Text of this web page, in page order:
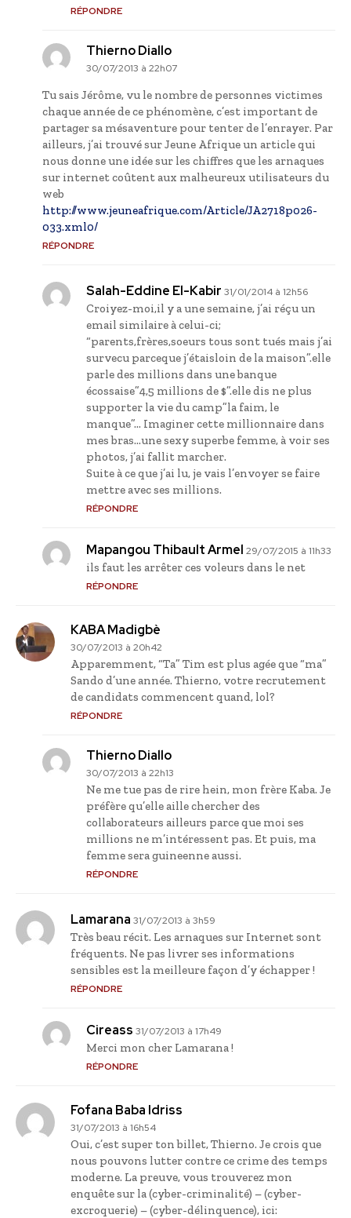
RÉPONDRE
Thierno Diallo
30/07/2013 à 22h07
Tu sais Jérôme, vu le nombre de personnes victimes
chaque année de ce phénomène, c’est important de
partager sa mésaventure pour tenter de l’enrayer. Par
ailleurs, j’ai trouvé sur Jeune Afrique un article qui
nous donne une idée sur les chiffres que les arnaques
sur internet coûtent aux malheureux utilisateurs du
web
http://www.jeuneafrique.com/Article/JA2718p026-
033.xml0/
RÉPONDRE
Salah-Eddine El-Kabir 31/01/2014 à 12h56
Croiyez-moi,il y a une semaine, j’ai réçu un
email similaire à celui-ci;
“parents,frères,soeurs tous sont tués mais j’ai
survecu parceque j’étaisloin de la maison”.elle
parle des millions dans une banque
écossaise”4,5 millions de $”.elle dis ne plus
supporter la vie du camp”la faim, le
manque”… Imaginer cette millionnaire dans
mes bras…une sexy superbe femme, à voir ses
photos, j’ai fallit marcher.
Suite à ce que j’ai lu, je vais l’envoyer se faire
mettre avec ses millions.
RÉPONDRE
Mapangou Thibault Armel 29/07/2015 à 11h33
ils faut les arrêter ces voleurs dans le net
RÉPONDRE
KABA Madigbè
30/07/2013 à 20h42
Apparemment, “Ta” Tim est plus agée que “ma”
Sando d’une année. Thierno, votre recrutement
de candidats commencent quand, lol?
RÉPONDRE
Thierno Diallo
30/07/2013 à 22h13
Ne me tue pas de rire hein, mon frère Kaba. Je
préfère qu’elle aille chercher des
collaborateurs ailleurs parce que moi ses
millions ne m’intéressent pas. Et puis, ma
femme sera guineenne aussi.
RÉPONDRE
Lamarana 31/07/2013 à 3h59
Très beau récit. Les arnaques sur Internet sont
fréquents. Ne pas livrer ses informations
sensibles est la meilleure façon d’y échapper !
RÉPONDRE
Cireass 31/07/2013 à 17h49
Merci mon cher Lamarana !
RÉPONDRE
Fofana Baba Idriss
31/07/2013 à 16h54
Oui, c’est super ton billet, Thierno. Je crois que
nous pouvons lutter contre ce crime des temps
moderne. La preuve, vous trouverez mon
enquête sur la (cyber-criminalité) – (cyber-
excroquerie) – (cyber-délinquence), ici: